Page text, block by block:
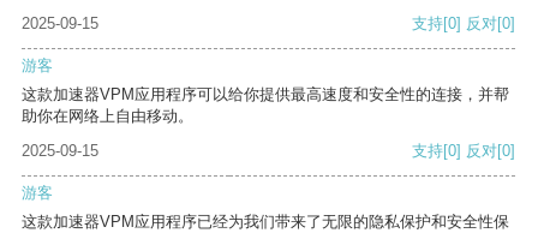
2025-09-15
支持[0] 反对[0]
游客
这款加速器VPM应用程序可以给你提供最高速度和安全性的连接，并帮
助你在网络上自由移动。
2025-09-15
支持[0] 反对[0]
游客
这款加速器VPM应用程序已经为我们带来了无限的隐私保护和安全性保